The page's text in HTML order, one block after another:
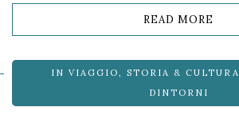
READ MORE
IN VIAGGIO, STORIA & CULTURA
DINTORNI